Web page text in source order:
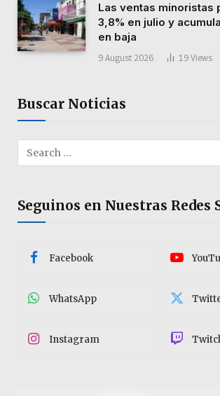
Las ventas minoristas
3,8% en julio y
en baja
9 August 2026 19 Views
Buscar Noticias
Seguinos en Nuestras Redes
Facebook
WhatsApp
Instagram